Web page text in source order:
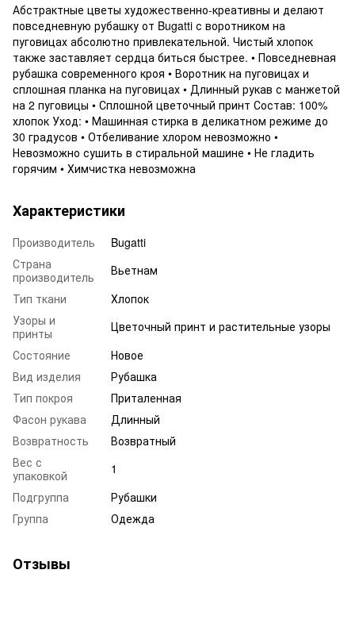
Абстрактные цветы художественно-креативны и делают
повседневную рубашку от Bugatti с воротником на
пуговицах абсолютно привлекательной. Чистый хлопок
также заставляет сердца биться быстрее. • Повседневная
рубашка современного кроя • Воротник на пуговицах и
сплошная планка на пуговицах • Длинный рукав с манжетой
на 2 пуговицы • Сплошной цветочный принт Состав: 100%
хлопок Уход: • Машинная стирка в деликатном режиме до
30 градусов • Отбеливание хлором невозможно •
Невозможно сушить в стиральной машине • Не гладить
горячим • Химчистка невозможна
Характеристики
Производитель
Bugatti
Страна
производитель
Вьетнам
Тип ткани
Хлопок
Узоры и
принты
Цветочный принт и растительные узоры
Состояние
Новое
Вид изделия
Рубашка
Тип покроя
Приталенная
Фасон рукава
Длинный
Возвратность
Возвратный
Вес с
упаковкой
1
Подгруппа
Рубашки
Группа
Одежда
Отзывы